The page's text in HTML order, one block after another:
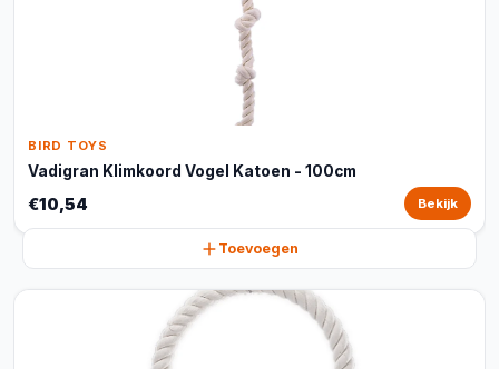
BIRD TOYS
Vadigran Klimkoord Vogel Katoen - 100cm
€10,54 Bekijk
Toevoegen